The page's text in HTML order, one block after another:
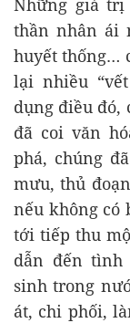
thần nhân ái
huyết thống…
lại nhiều
dụng điều đó,
đã coi văn
phá, chúng
mưu, thủ
nếu không có
tới tiếp thu
dẫn đến tình
sinh trong
át, chi phối,